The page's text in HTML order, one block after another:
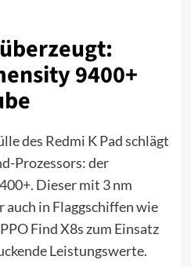
9400+
des Redmi K Pad schlägt
Prozessors: der
Dieser mit 3 nm
auch in Flaggschiffen wie
Find X8s zum Einsatz
Leistungswerte.